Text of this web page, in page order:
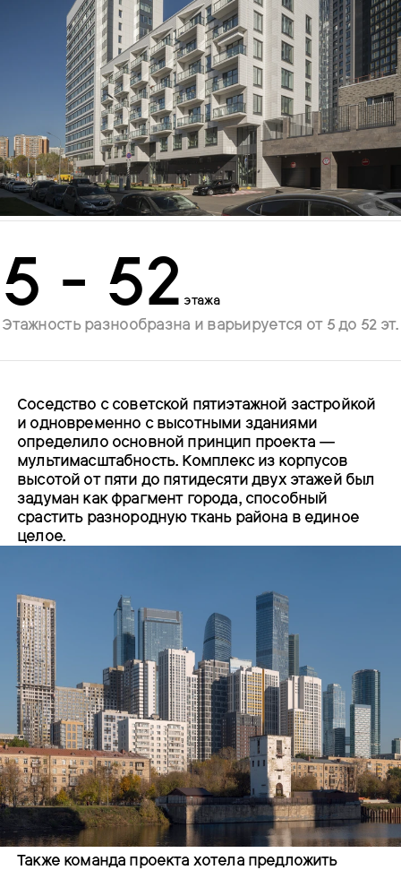
5 - 52 этажа
Этажность разнообразна и варьируется от 5 до 52 эт.
Соседство с советской пятиэтажной застройкой
и одновременно с высотными зданиями
определило основной принцип проекта —
мультимасштабность. Комплекс из корпусов
высотой от пяти до пятидесяти двух этажей был
задуман как фрагмент города, способный
срастить разнородную ткань района в единое
целое.
Также команда проекта хотела предложить